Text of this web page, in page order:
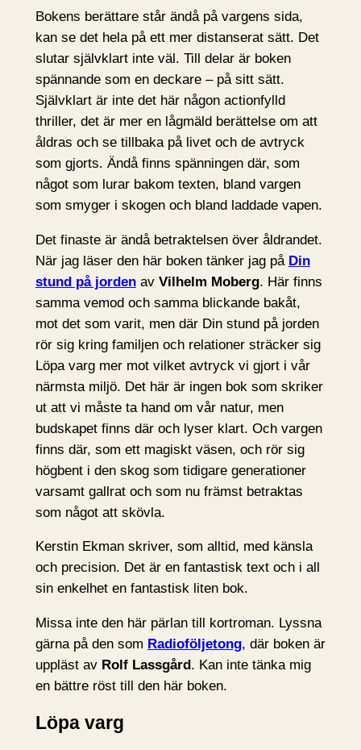
Bokens berättare står ändå på vargens sida,
kan se det hela på ett mer distanserat sätt. Det
slutar självklart inte väl. Till delar är boken
spännande som en deckare – på sitt sätt.
Självklart är inte det här någon actionfylld
thriller, det är mer en lågmäld berättelse om att
åldras och se tillbaka på livet och de avtryck
som gjorts. Ändå finns spänningen där, som
något som lurar bakom texten, bland vargen
som smyger i skogen och bland laddade vapen.
Det finaste är ändå betraktelsen över åldrandet.
När jag läser den här boken tänker jag på Din
stund på jordenav Vilhelm Moberg. Här finns
samma vemod och samma blickande bakåt,
mot det som varit, men där Din stund på jorden
rör sig kring familjen och relationer sträcker sig
Löpa varg mer mot vilket avtryck vi gjort i vår
närmsta miljö. Det här är ingen bok som skriker
ut att vi måste ta hand om vår natur, men
budskapet finns där och lyser klart. Och vargen
finns där, som ett magiskt väsen, och rör sig
högbent i den skog som tidigare generationer
varsamt gallrat och som nu främst betraktas
som något att skövla.
Kerstin Ekman skriver, som alltid, med känsla
och precision. Det är en fantastisk text och i all
sin enkelhet en fantastisk liten bok.
Missa inte den här pärlan till kortroman. Lyssna
gärna på den som Radioföljetong, där boken är
uppläst av Rolf Lassgård . Kan inte tänka mig
en bättre röst till den här boken.
Löpa varg